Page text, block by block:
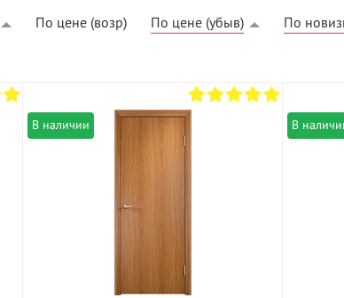
По цене (возр) По цене (убыв) По
В наличии В